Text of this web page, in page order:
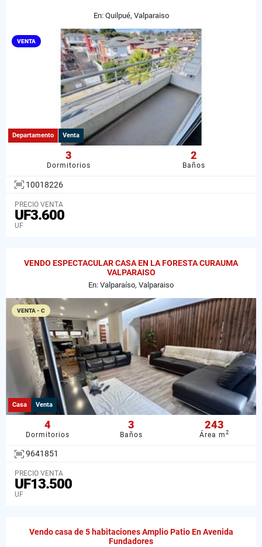
En: Quilpué, Valparaiso
VENTA
Departamento Venta
3
Dormitorios
2
Baños
10018226
PRECIO VENTA
UF3.600
UF
VENDO ESPECTACULAR CASA EN LA FORESTA CURAUMA
VALPARAISO
En: Valparaíso, Valparaiso
VENTA - C
Casa Venta
4
Dormitorios
3
Baños
243
Área m2
9641851
PRECIO VENTA
UF13.500
UF
Vendo casa de 5 habitaciones Amplio Patio En Avenida
Fundadores